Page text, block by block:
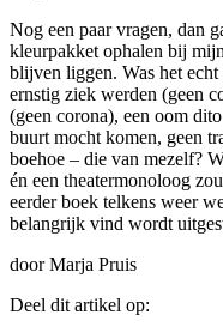
Nog een paar vragen, dan
kleurpakket ophalen bij
blijven liggen. Was het
ernstig ziek werden (geen
(geen corona), een oom
buurt mocht komen, geen
boehoe – die van mezelf?
én een theatermonoloog
eerder boek telkens weer
belangrijk vind wordt
door Marja Pruis
Deel dit artikel op: